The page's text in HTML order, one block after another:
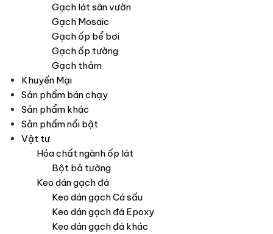
Gạch lát sân vườn
Gạch Mosaic
Gạch ốp bể bơi
Gạch ốp tường
Gạch thảm
Khuyến Mại
Sản phẩm bán chạy
Sản phẩm khác
Sản phẩm nổi bật
Vật tư
Hóa chất ngành ốp lát
Bột bả tường
Keo dán gạch đá
Keo dán gạch Cá sấu
Keo dán gạch đá Epoxy
Keo dán gạch đá khác